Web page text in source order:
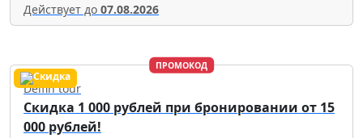
Действует до 07.08.2026
ПРОМОКОД
Delfin tour
Скидка 1 000 рублей при бронировании от 15
000 рублей!